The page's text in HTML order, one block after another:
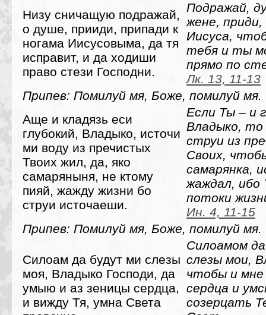
Низу сничащую подражай,
о душе, прииди, припади к
ногама Иисусовыма, да тя
исправит, и да ходиши
право стези Господни.
Подражай,
жене, приди,
Иисуса,
тебя и ты
прямо по
Лк. 13, 11-13
Припев: Помилуй мя, Боже, помилуй мя.
Аще и кладязь еси
глубокий, Владыко, источи
ми воду из пречистых
Твоих жил, да, яко
самаряныня, не ктому
пияй, жажду жизни бо
струи источаеши.
Если Ты – и
Владыко,
струи из
Своих,
самарянка,
жаждал, ибо
потоки
Ин. 4, 11-15
Припев: Помилуй мя, Боже, помилуй мя.
Силоам да будут ми слезы
моя, Владыко Господи, да
умыю и аз зеницы сердца,
и вижду Тя, умна Света
Силоамом
слезы мои,
чтобы и
сердца и
созерцать